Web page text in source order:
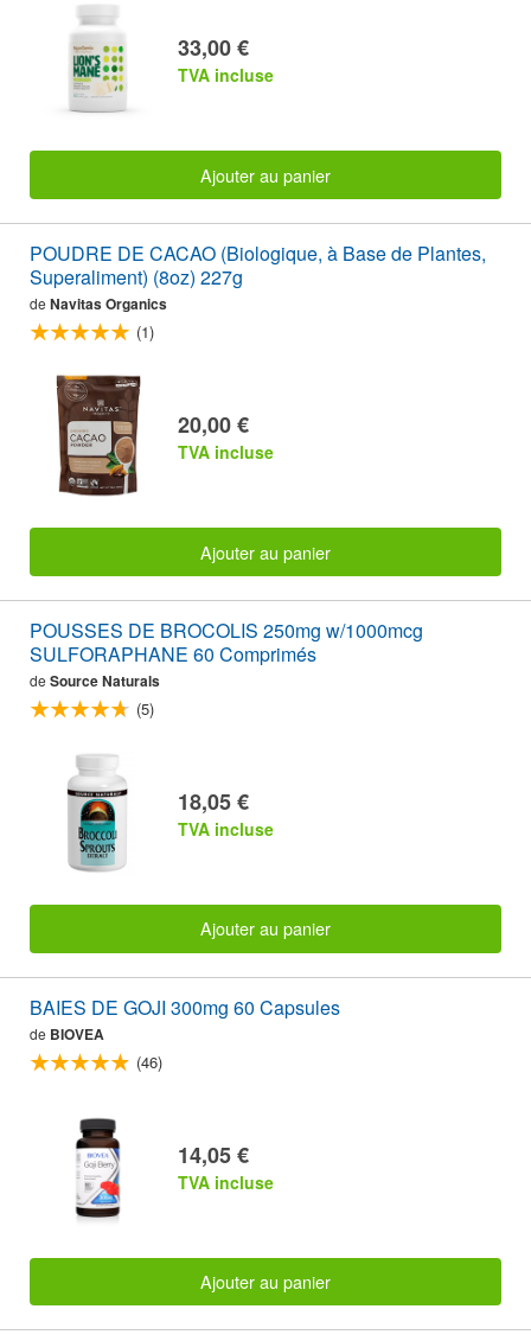
33,00 €
TVA incluse
Ajouter au panier
POUDRE DE CACAO (Biologique, à Base de Plantes,
Superaliment) (8oz) 227g
de Navitas Organics
(1)
20,00 €
TVA incluse
Ajouter au panier
POUSSES DE BROCOLIS 250mg w/1000mcg
SULFORAPHANE 60 Comprimés
de Source Naturals
(5)
18,05 €
TVA incluse
Ajouter au panier
BAIES DE GOJI 300mg 60 Capsules
de BIOVEA
(46)
14,05 €
TVA incluse
Ajouter au panier